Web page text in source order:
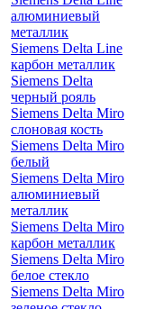
алюминиевый
металлик
Siemens Delta Line
карбон металлик
Siemens Delta
черный рояль
Siemens Delta Miro
слоновая кость
Siemens Delta Miro
белый
Siemens Delta Miro
алюминиевый
металлик
Siemens Delta Miro
карбон металлик
Siemens Delta Miro
белое стекло
Siemens Delta Miro